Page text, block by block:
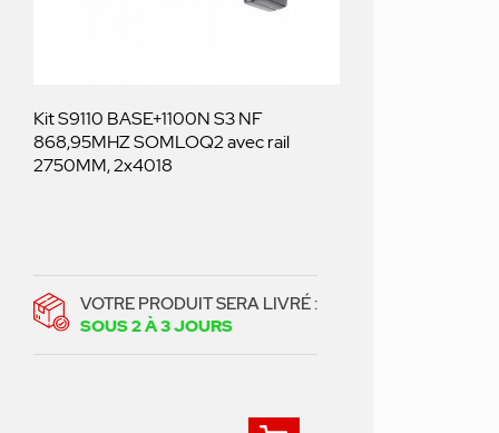
Kit S9110 BASE+1100N S3 NF
868,95MHZ SOMLOQ2 avec rail
2750MM, 2x4018
VOTRE PRODUIT SERA LIVRÉ :
SOUS 2 À 3 JOURS